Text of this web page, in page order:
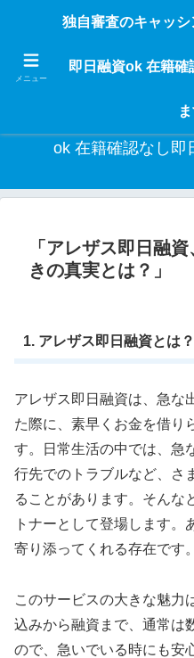
独自審査のフリーローンならビスタ
な入用があっても安心！融資率97％
日返済の１ヶ月融資
独自審査のキャッシン
ok 在籍確認なし即
「アレザス即日融
きの真実とは？」
1. アレザス即日融資とは？
アレザス即日融資は、急な
た際に、素早くお金を借り
す。日常生活の中では、急
行先でのトラブルなど、さ
ることがあります。そんな
トナーとして登場します。
寄り添ってくれる存在です。
このサービスの大きな魅力
込みから融資まで、通常は
ので、急いでいる時にも安
メニュー
独自審査のキャッ
即日融資ok 在籍確
ま